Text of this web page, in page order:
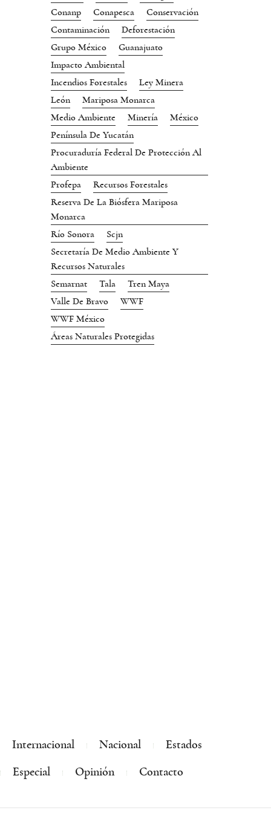
Conanp
Conapesca
Conservación
Contaminación
Deforestación
Grupo México
Guanajuato
Impacto Ambiental
Incendios Forestales
Ley Minera
León
Mariposa Monarca
Medio Ambiente
Minería
México
Península De Yucatán
Procuraduría Federal De Protección Al
Ambiente
Profepa
Recursos Forestales
Reserva De La Biósfera Mariposa
Monarca
Río Sonora
Scjn
Secretaría De Medio Ambiente Y
Recursos Naturales
Semarnat
Tala
Tren Maya
Valle De Bravo
WWF
WWF México
Áreas Naturales Protegidas
Internacional Nacional Estados
Especial Opinión Contacto